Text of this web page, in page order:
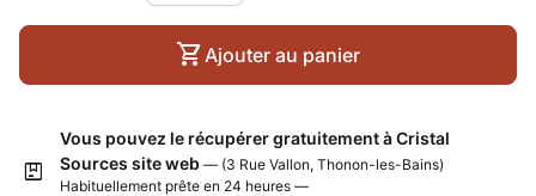
shopping_cart Ajouter au panier
package
Vous pouvez le récupérer gratuitement à Cristal
Sources site web — (3 Rue Vallon, Thonon-les-Bains)
Habituellement prête en 24 heures —